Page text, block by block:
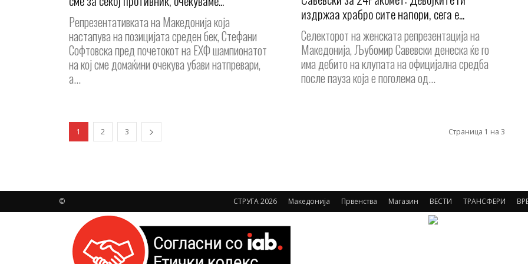
Репрезентативката на Македонија која
настапува на позицијата среден бек, Стефани
Софтовска пред почетокот на ЕХФ шампионатот
на кој сме домаќини очекува убави натпревари,
а...
издржаа храбро сите напори, сега е...
Селекторот на женската репрезентација на
Македонија, Љубомир Савевски денеска ќе го
има дебито на клупата на официјална средба
после пауза која е поголема од...
1 2 3 Страница 1 на 3
СТРУГА 2026 Македонија Првенства Магазин ВЕСТИ ТРАНСФЕРИ
©